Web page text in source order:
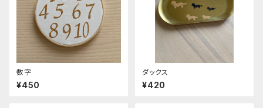
数字
¥450
ダックス
¥420